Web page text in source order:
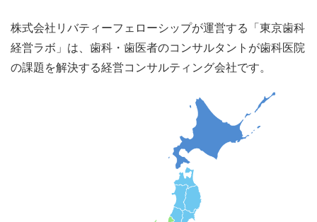
株式会社リバティーフェローシップが運営する「東京歯科
経営ラボ」は、歯科・歯医者のコンサルタントが歯科医院
の課題を解決する経営コンサルティング会社です。